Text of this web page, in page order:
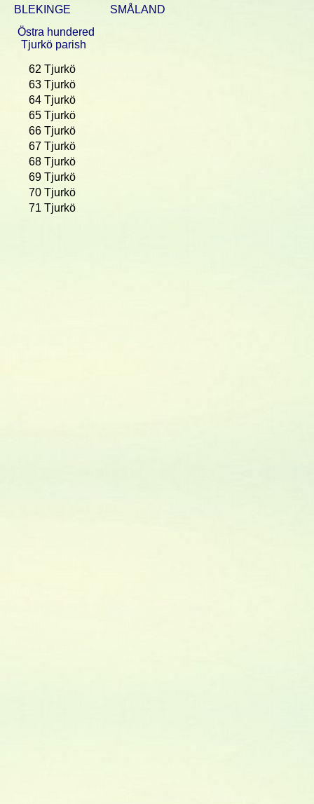
BLEKINGE
SMÅLAND
Östra hundered
Tjurkö parish
62 Tjurkö
63 Tjurkö
64 Tjurkö
65 Tjurkö
66 Tjurkö
67 Tjurkö
68 Tjurkö
69 Tjurkö
70 Tjurkö
71 Tjurkö